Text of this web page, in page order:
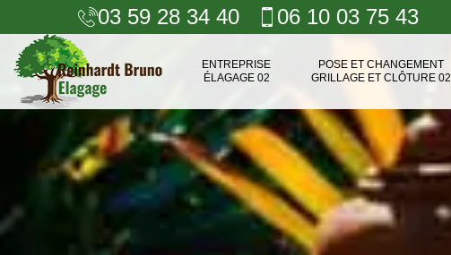
03 59 28 34 40 06 10 03 75 43
ENTREPRISE
ÉLAGAGE 02
POSE ET CHANGEMENT
GRILLAGE ET CLÔTURE 02